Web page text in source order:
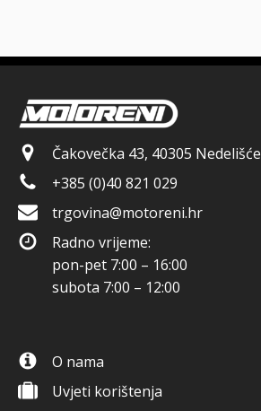
Čakovečka 43, 40305 Nedelišće
+385 (0)40 821 029
trgovina@motoreni.hr
Radno vrijeme:
pon-pet 7:00 – 16:00
subota 7:00 – 12:00
O nama
Uvjeti korištenja